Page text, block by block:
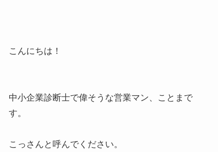
こんにちは！
中小企業診断士で偉そうな営業マン、ことまで
す。
こっさんと呼んでください。